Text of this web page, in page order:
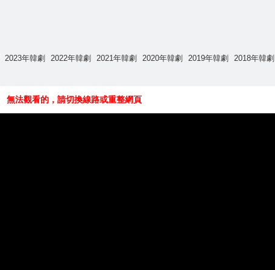
2023年韓劇 2022年韓劇 2021年韓劇 2020年韓劇 2019年韓劇 2018年韓劇
無法觀看的，請切換線路或重整網頁